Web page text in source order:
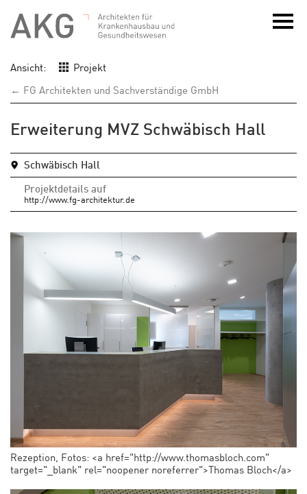
Ansicht:
Projekt
← FG Architekten und Sachverständige GmbH
Erweiterung MVZ Schwäbisch Hall
Schwäbisch Hall
Projektdetails auf
http://www.fg-architektur.de
Rezeption, Fotos: <a href="http://www.thomasbloch.com"
target="_blank" rel="noopener noreferrer">Thomas Bloch</a>